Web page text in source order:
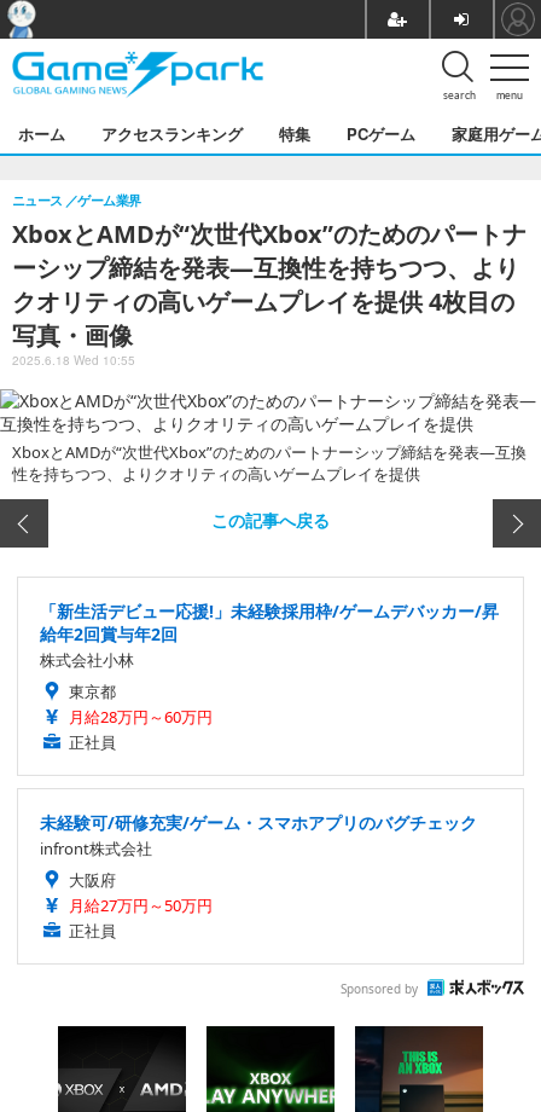
menu
search
ホーム アクセスランキング 特集 PCゲーム 家庭用ゲー
XboxとAMDが“次世代Xbox”のためのパートナ
ーシップ締結を発表―互換性を持ちつつ、より
クオリティの高いゲームプレイを提供 4枚目の
写真・画像
ニュース ゲーム業界
2025.6.18 Wed 10:55
XboxとAMDが“次世代Xbox”のためのパートナーシップ締結を発表―互換
性を持ちつつ、よりクオリティの高いゲームプレイを提供
この記事へ戻る
「新生活デビュー応援!」未経験採用枠/ゲームデバッカー/昇
給年2回賞与年2回
株式会社小林
東京都
月給28万円～60万円
正社員
未経験可/研修充実/ゲーム・スマホアプリのバグチェック
infront株式会社
大阪府
月給27万円～50万円
正社員
Sponsored by